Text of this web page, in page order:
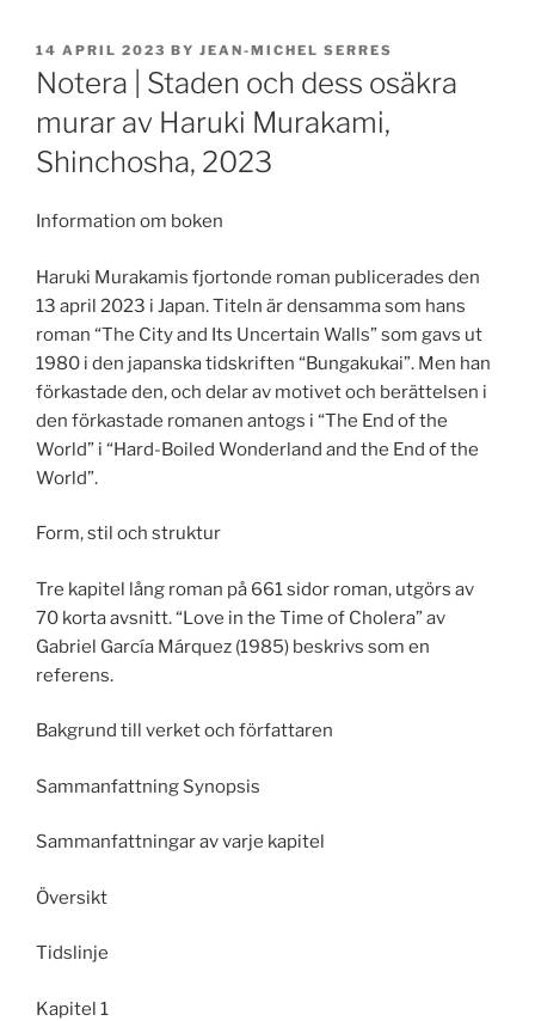
POSTED
ON
14 APRIL 2023 BY JEAN-MICHEL SERRES
Notera | Staden och dess osäkra
murar av Haruki Murakami,
Shinchosha, 2023
Information om boken
Haruki Murakamis fjortonde roman publicerades den
13 april 2023 i Japan. Titeln är densamma som hans
roman “The City and Its Uncertain Walls” som gavs ut
1980 i den japanska tidskriften “Bungakukai”. Men han
förkastade den, och delar av motivet och berättelsen i
den förkastade romanen antogs i “The End of the
World” i “Hard-Boiled Wonderland and the End of the
World”.
Form, stil och struktur
Tre kapitel lång roman på 661 sidor roman, utgörs av
70 korta avsnitt. “Love in the Time of Cholera” av
Gabriel García Márquez (1985) beskrivs som en
referens.
Bakgrund till verket och författaren
Sammanfattning Synopsis
Sammanfattningar av varje kapitel
Översikt
Tidslinje
Kapitel 1